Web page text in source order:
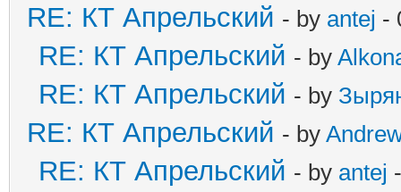
RE: КТ Апрельский - by antej -
RE: КТ Апрельский - by
RE: КТ Апрельский - by
RE: КТ Апрельский - by
RE: КТ Апрельский - by antej